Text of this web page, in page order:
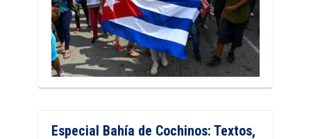
Especial Bahía de Cochinos: Textos,